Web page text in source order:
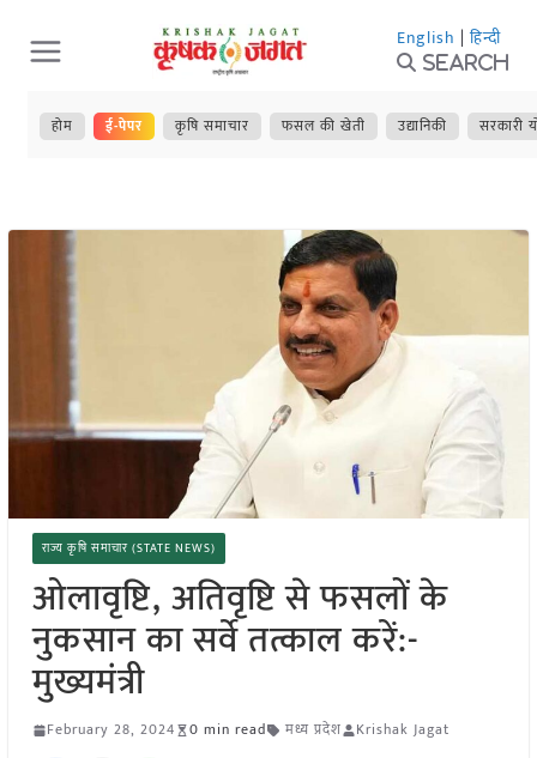
Skip
to
content
English | हिन्दी
Search
होम ई-पेपर कृषि समाचार फसल की खेती उद्यानिकी सरकारी
राज्य कृषि समाचार (STATE NEWS)
ओलावृष्टि, अतिवृष्टि से फसलों के
नुकसान का सर्वे तत्काल करें:-
मुख्यमंत्री
February 28, 2024 0 min read मध्य प्रदेश Krishak Jagat